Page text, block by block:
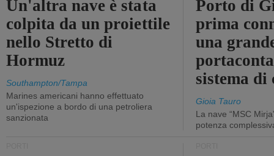
Un'altra nave è stata
colpita da un proiettile
nello Stretto di
Hormuz
Southampton/Tampa
Marines americani hanno effettuato
un'ispezione a bordo di una petroliera
sanzionata
Porto di
prima
una
sistema
Gioia Tauro
La nave “MSC
potenza